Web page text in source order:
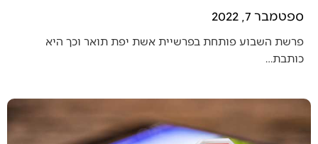
ספטמבר 7, 2022
פרשת השבוע פותחת בפרשיית אשת יפת תואר וכך היא
כותבת…